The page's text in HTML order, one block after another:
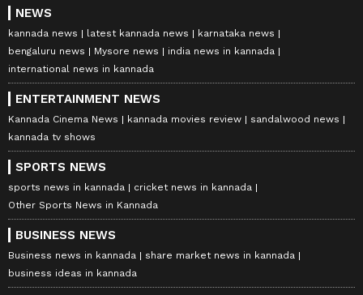
NEWS
kannada news latest kannada news
karnataka news
bengaluru news
Mysore news
india news in kannada
international news in kannada
ENTERTAINMENT NEWS
Kannada Cinema News kannada movies review
sandalwood news
kannada tv shows
SPORTS NEWS
sports news in kannada
cricket news in kannada
Other Sports News in Kannada
BUSINESS NEWS
Business news in kannada
share market news in kannada
business ideas in kannada